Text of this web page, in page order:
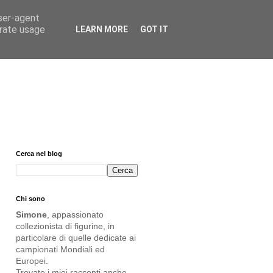
Cerca nel blog
Chi sono
Simone , appassionato
collezionista di figurine, in
particolare di quelle dedicate ai
campionati Mondiali ed
Europei
agent
usage
LEARN MORE GOT IT